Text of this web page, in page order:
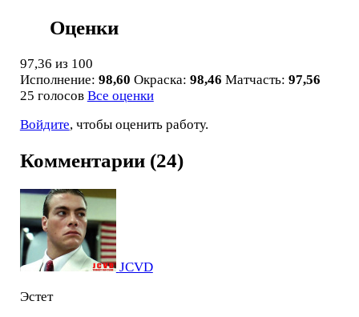
Оценки
97,36 из 100
Исполнение: 98,60 Окраска: 98,46 Матчасть: 97,56
25 голосов Все оценки
Войдите, чтобы оценить работу.
Комментарии (24)
JCVD
Эстет